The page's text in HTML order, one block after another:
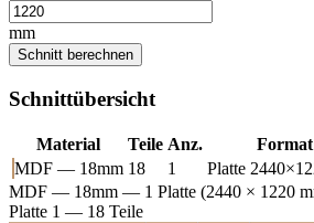
mm
Schnitt berechnen
Schnittübersicht
Material Teile Anz. Format
MDF — 18mm 18 1 Platte
MDF — 18mm — 1 Platte (2440 × 1220
Platte 1 — 18 Teile